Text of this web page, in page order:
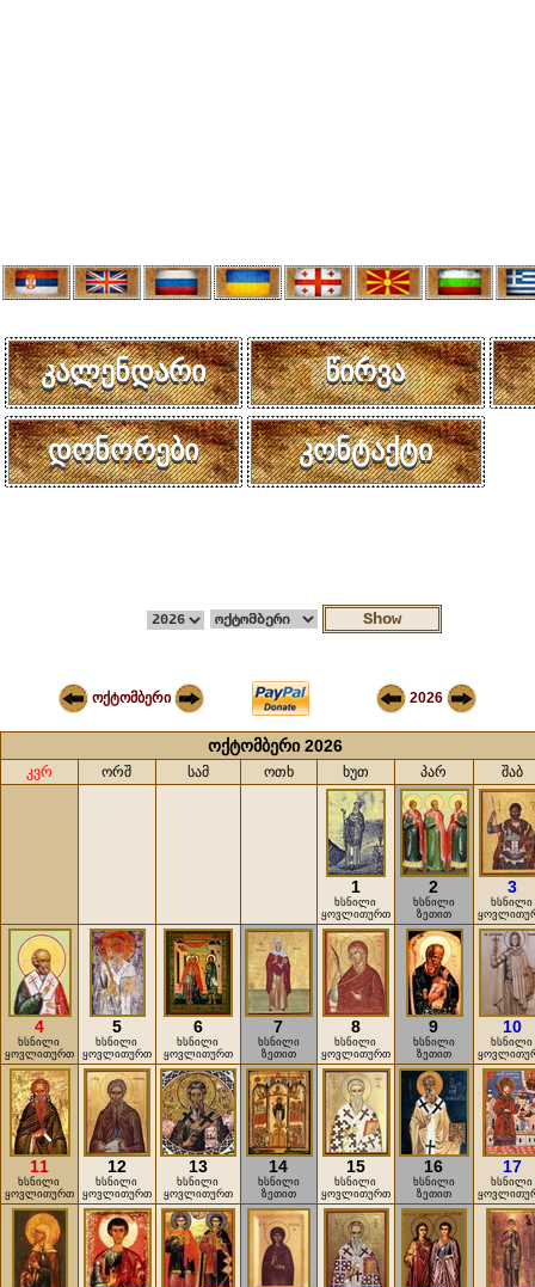
კალენდარი წირვა
დონორები კონტაქტი
ოქტომბერი 2026
ოქტომბერი 2026
კვრ ორშ სამ ოთხ ხუთ პარ შაბ
1
ხსნილი
ყოვლითურთ
2
ხსნილი
ზეთით
3
ხსნილი
4
ხსნილი
ყოვლითურთ
5
ხსნილი
ყოვლითურთ
6
ხსნილი
ყოვლითურთ
7
ხსნილი
ზეთით
8
ხსნილი
ყოვლითურთ
9
ხსნილი
ზეთით
10
ხსნილი
11
ხსნილი
ყოვლითურთ
12
ხსნილი
ყოვლითურთ
13
ხსნილი
ყოვლითურთ
14
ხსნილი
ზეთით
15
ხსნილი
ყოვლითურთ
16
ხსნილი
ზეთით
17
ხსნილი